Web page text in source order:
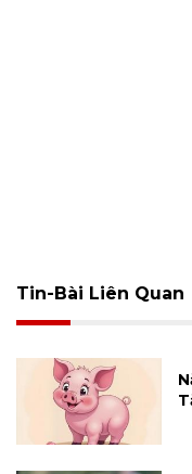
Tin-Bài Liên Quan